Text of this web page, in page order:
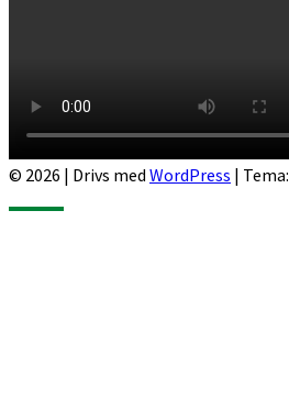
© 2026 | Drivs med WordPress | Tema: